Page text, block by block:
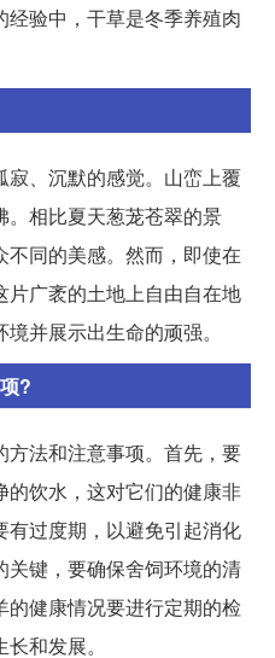
验中，干草是冬季养殖肉
、沉默的感觉。山峦上覆
。相比夏天葱茏苍翠的景
同的美感。然而，即使在
广袤的土地上自由自在地
并展示出生命的顽强。
?
法和注意事项。首先，要
饮水，这对它们的健康非
过度期，以避免引起消化
键，要确保舍饲环境的清
健康情况要进行定期的检
和发展。